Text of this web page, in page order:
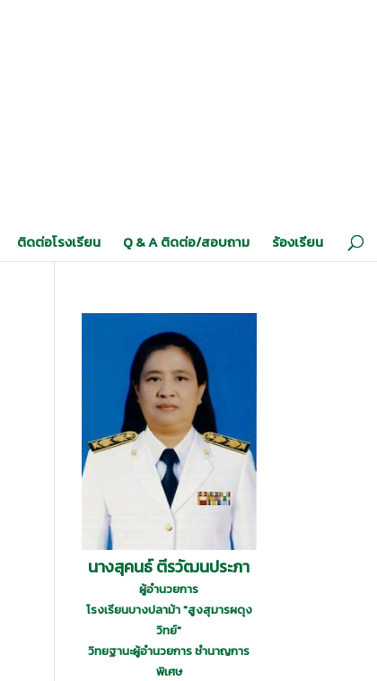
ติดต่อโรงเรียน Q & A ติดต่อ/สอบถาม ร้องเรียน
นางสุคนธ์ ตีรวัฒนประภา
ผู้อำนวยการ
โรงเรียนบางปลาม้า "สูงสุมารผดุง
วิทย์"
วิทยฐานะผู้อำนวยการ ชำนาญการ
พิเศษ